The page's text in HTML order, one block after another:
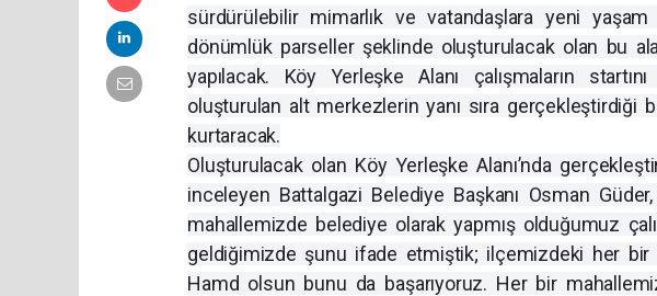
sürdürülebilir mimarlık ve vatandaşlara yeni yaşam
dönümlük parseller şeklinde oluşturulacak olan bu
yapılacak. Köy Yerleşke Alanı çalışmaların
oluşturulan alt merkezlerin yanı sıra gerçekleştirdiği
kurtaracak.
Oluşturulacak olan Köy Yerleşke Alanı’nda
inceleyen Battalgazi Belediye Başkanı Osman
mahallemizde belediye olarak yapmış olduğumuz
geldiğimizde şunu ifade etmiştik; ilçemizdeki her
Hamd olsun bunu da başarıyoruz. Her bir